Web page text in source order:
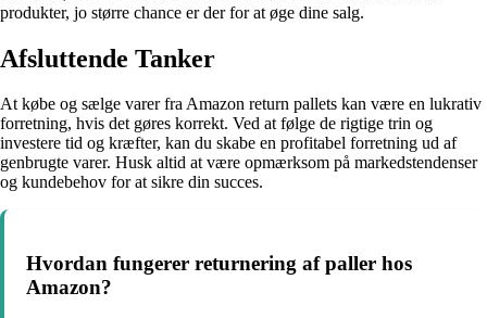
produkter, jo større chance er der for at øge dine salg.
Afsluttende Tanker
At købe og sælge varer fra Amazon return pallets kan være en lukrativ
forretning, hvis det gøres korrekt. Ved at følge de rigtige trin og
investere tid og kræfter, kan du skabe en profitabel forretning ud af
genbrugte varer. Husk altid at være opmærksom på markedstendenser
og kundebehov for at sikre din succes.
Hvordan fungerer returnering af paller hos
Amazon?